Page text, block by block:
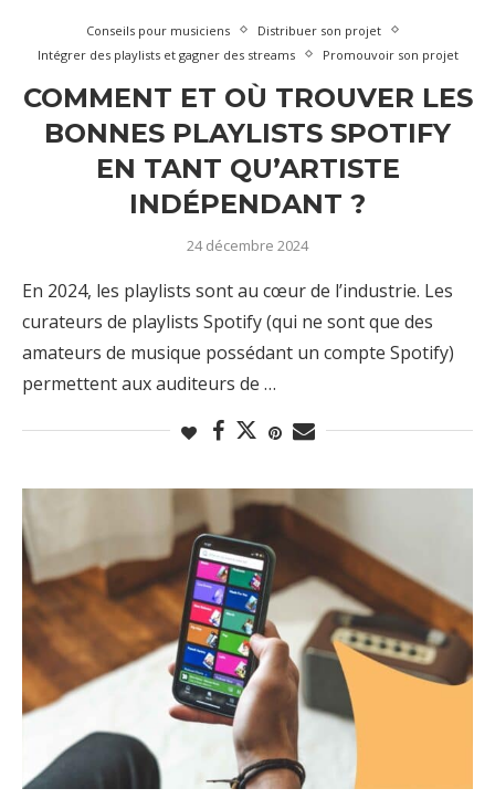
Conseils pour musiciens
Distribuer son projet
Intégrer des playlists et gagner des streams
Promouvoir son projet
COMMENT ET OÙ TROUVER LES
BONNES PLAYLISTS SPOTIFY
EN TANT QU’ARTISTE
INDÉPENDANT ?
24 décembre 2024
En 2024, les playlists sont au cœur de l’industrie. Les
curateurs de playlists Spotify (qui ne sont que des
amateurs de musique possédant un compte Spotify)
permettent aux auditeurs de …